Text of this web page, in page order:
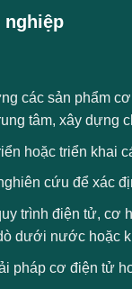
nghiệp
các sản phẩm
tâm, xây dựng
hoặc triển khai
cứu để xác
trình điện tử, cơ
dưới nước hoặc
pháp cơ điện tử